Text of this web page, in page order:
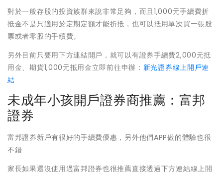
對於一般存股的投資族群來說非常足夠，而且1,000元手續費折
抵金不是只適用於定期定額才能折抵，也可以抵用單次買一張股
票或者零股的手續費。
另外目前只要用下方連結開戶，就可以有證券手續費2,000元抵
用金、期貨1,000元抵用金立即前往申辦： 新光證券線上開戶連
結
未成年小孩開戶證券商推薦：富邦
證券
富邦證券新戶有很好的手續費優惠，另外他們APP做的體驗也很
不錯
家長如果還沒使用過富邦證券也很推薦直接透過下方連結線上開